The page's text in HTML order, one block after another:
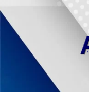
para
conteúdo